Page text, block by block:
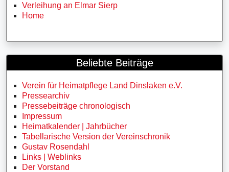
Verleihung an Elmar Sierp
Home
Beliebte Beiträge
Verein für Heimatpflege Land Dinslaken e.V.
Pressearchiv
Pressebeiträge chronologisch
Impressum
Heimatkalender | Jahrbücher
Tabellarische Version der Vereinschronik
Gustav Rosendahl
Links | Weblinks
Der Vorstand